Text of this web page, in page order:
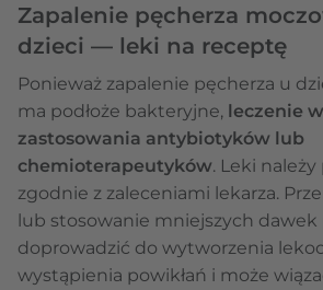
Zapalenie pęcherza
dzieci — leki na receptę
Ponieważ zapalenie pęcherza u
ma podłoże bakteryjne, leczenie
zastosowania antybiotyków lub
chemioterapeutyków. Leki
zgodnie z zaleceniami lekarza.
lub stosowanie mniejszych
doprowadzić do wytworzenia
wystąpienia powikłań i może